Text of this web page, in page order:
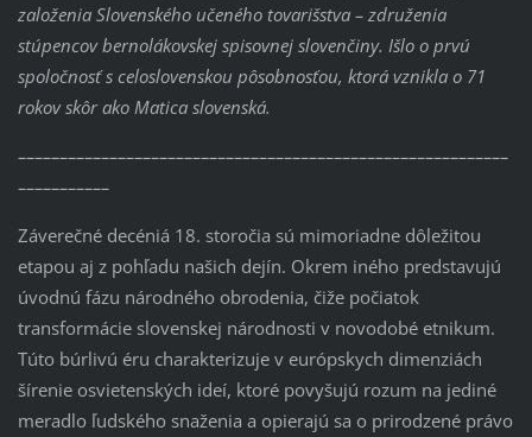
založenia Slovenského učeného tovarišstva – združenia
stúpencov bernolákovskej spisovnej slovenčiny. Išlo o prvú
spoločnosť s celoslovenskou pôsobnosťou, ktorá vznikla o 71
rokov skôr ako Matica slovenská.
–––––––––––––––––––––––––––––––––––––––––––––––––––––––––––
–––––––––––
Záverečné decéniá 18. storočia sú mimoriadne dôležitou
etapou aj z pohľadu našich dejín. Okrem iného predstavujú
úvodnú fázu národného obrodenia, čiže počiatok
transformácie slovenskej národnosti v novodobé etnikum.
Túto búrlivú éru charakterizuje v európskych dimenziách
šírenie osvietenských ideí, ktoré povyšujú rozum na jediné
meradlo ľudského snaženia a opierajú sa o prirodzené právo